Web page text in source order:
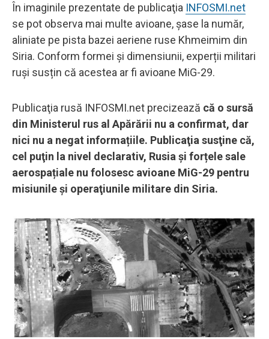
În imaginile prezentate de publicaţia INFOSMI.net
se pot observa mai multe avioane, şase la număr,
aliniate pe pista bazei aeriene ruse Khmeimim din
Siria. Conform formei și dimensiunii, experții militari
ruși susțin că acestea ar fi avioane MiG-29.
Publicaţia rusă INFOSMI.net precizează că o sursă
din Ministerul rus al Apărării nu a confirmat, dar
nici nu a negat informațiile. Publicaţia susţine că,
cel puţin la nivel declarativ, Rusia și forțele sale
aerospațiale nu folosesc avioane MiG-29 pentru
misiunile şi operaţiunile militare din Siria.